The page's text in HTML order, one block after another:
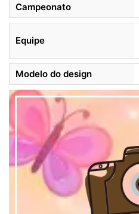
Campeonato
Equipe
Modelo do design